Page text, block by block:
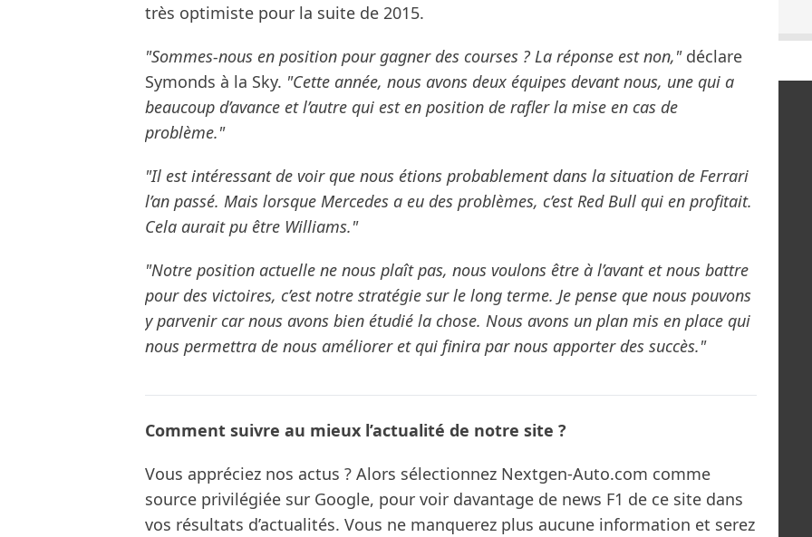
très optimiste pour la suite de 2015.
"Sommes-nous en position pour gagner des courses ? La réponse est non,"déclare
Symonds à la Sky. "Cette année, nous avons deux équipes devant nous, une qui a
beaucoup d’avance et l’autre qui est en position de rafler la mise en cas de
problème."
"Il est intéressant de voir que nous étions probablement dans la situation de Ferrari
l’an passé. Mais lorsque Mercedes a eu des problèmes, c’est Red Bull qui en profitait.
Cela aurait pu être Williams."
"Notre position actuelle ne nous plaît pas, nous voulons être à l’avant et nous battre
pour des victoires, c’est notre stratégie sur le long terme. Je pense que nous pouvons
y parvenir car nous avons bien étudié la chose. Nous avons un plan mis en place qui
nous permettra de nous améliorer et qui finira par nous apporter des succès."
Comment suivre au mieux l’actualité de notre site ?
Vous appréciez nos actus ? Alors sélectionnez Nextgen-Auto.com comme
source privilégiée sur Google, pour voir davantage de news F1 de ce site dans
vos résultats d’actualités. Vous ne manquerez plus aucune information et serez